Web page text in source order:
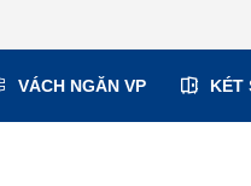
VÁCH NGĂN VP KÉT